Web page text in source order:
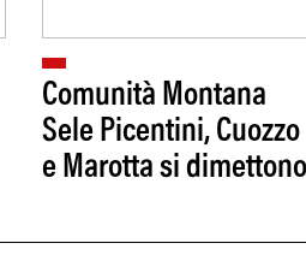
Comunità Montana
Sele Picentini, Cuozzo
e Marotta si dimettono